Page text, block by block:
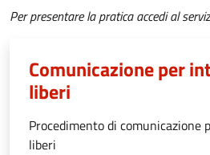
Per presentare la pratica accedi al
Comunicazione per
liberi
Procedimento di
liberi